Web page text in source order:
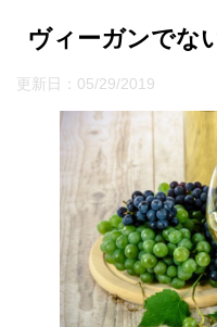
ヴィーガンでな
更新日： 05/29/2019